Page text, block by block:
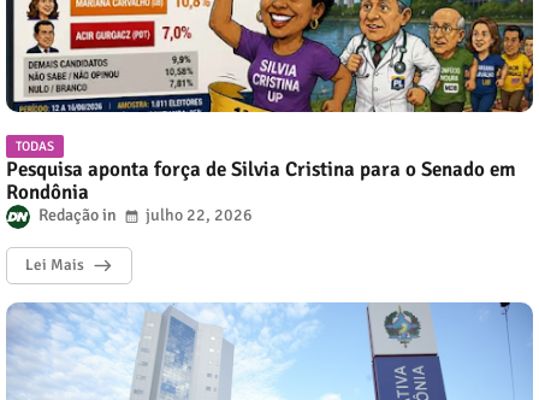
TODAS
Pesquisa aponta força de Silvia Cristina para o Senado em
Rondônia
Redação julho 22, 2026
Lei Mais